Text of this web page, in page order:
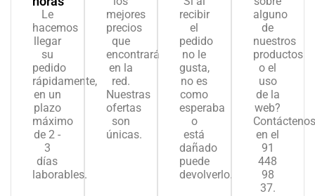
Le
hacemos
llegar
su
pedido
rápidamente,
en un
plazo
máximo
de 2 -
3
días
laborables.
mejores
precios
que
encontrará
en la
red.
Nuestras
ofertas
son
únicas.
recibir
el
pedido
no le
gusta,
no es
como
esperaba
o
está
dañado
puede
devolverlo.
alguno
de
nuestros
productos
o el
uso
de la
web?
Contáctenos
en el
91
448
98
37.